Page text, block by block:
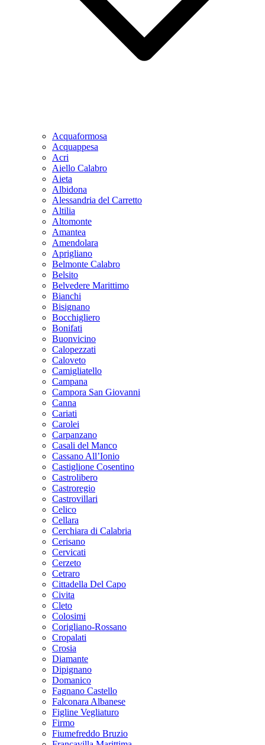
Acquaformosa
Acquappesa
Acri
Aiello Calabro
Aieta
Albidona
Alessandria del Carretto
Altilia
Altomonte
Amantea
Amendolara
Aprigliano
Belmonte Calabro
Belsito
Belvedere Marittimo
Bianchi
Bisignano
Bocchigliero
Bonifati
Buonvicino
Calopezzati
Caloveto
Camigliatello
Campana
Campora San Giovanni
Canna
Cariati
Carolei
Carpanzano
Casali del Manco
Cassano All’Ionio
Castiglione Cosentino
Castrolibero
Castroregio
Castrovillari
Celico
Cellara
Cerchiara di Calabria
Cerisano
Cervicati
Cerzeto
Cetraro
Cittadella Del Capo
Civita
Cleto
Colosimi
Corigliano-Rossano
Cropalati
Crosia
Diamante
Dipignano
Domanico
Fagnano Castello
Falconara Albanese
Figline Vegliaturo
Firmo
Fiumefreddo Bruzio